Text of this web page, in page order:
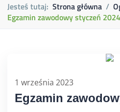
Jesteś tutaj: Strona główna
Egzamin zawodowy styczeń 2024
1 września 2023
Egzamin